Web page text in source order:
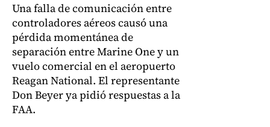
Una falla de comunicación entre
controladores aéreos causó una
pérdida momentánea de
separación entre Marine One y un
vuelo comercial en el aeropuerto
Reagan National. El representante
Don Beyer ya pidió respuestas a la
FAA.